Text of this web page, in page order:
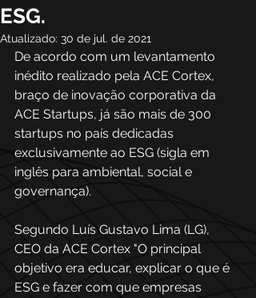
ESG.
Atualizado: 30 de jul. de 2021
De acordo com um levantamento
inédito realizado pela ACE Cortex,
braço de inovação corporativa da
ACE Startups, já são mais de 300
startups no país dedicadas
exclusivamente ao ESG (sigla em
inglês para ambiental, social e
governança).
Segundo Luís Gustavo Lima (LG),
CEO da ACE Cortex "O principal
objetivo era educar, explicar o que é
ESG e fazer com que empresas